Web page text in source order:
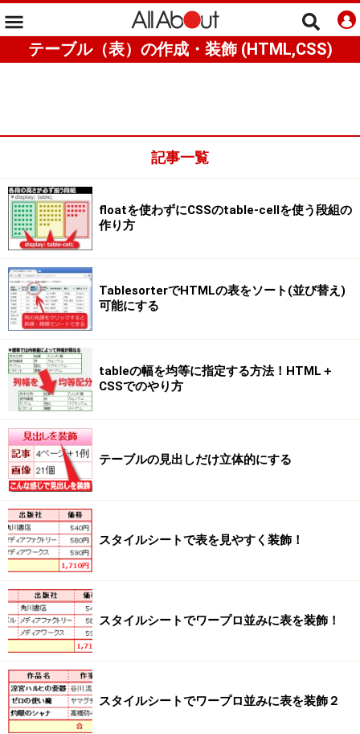
テーブル（表）の作成・装飾 (HTML,CSS)
記事一覧
floatを使わずにCSSのtable-cellを使う段組の
作り方
TablesorterでHTMLの表をソート(並び替え)
可能にする
tableの幅を均等に指定する方法！HTML＋
CSSでのやり方
テーブルの見出しだけ立体的にする
スタイルシートで表を見やすく装飾！
スタイルシートでワープロ並みに表を装飾！
スタイルシートでワープロ並みに表を装飾２